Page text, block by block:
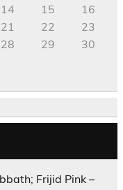
14 15
16
21 22
23
28 29
30
Frijid Pink –